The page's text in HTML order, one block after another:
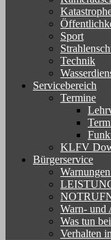
Sport
Technik
Servicebereich
Termine
KLFV
Bürgerservice
Warn- und
Was tun
Verhalten